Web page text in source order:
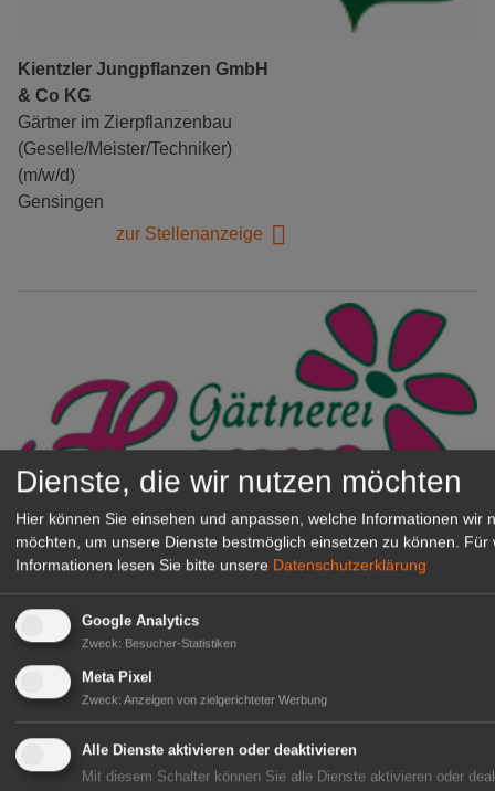
Kientzler Jungpflanzen GmbH
& Co KG
Gärtner im Zierpflanzenbau
(Geselle/Meister/Techniker)
(m/w/d)
Gensingen
zur Stellenanzeige
Gärtnerei Hanns
Mitarbeiter (m/w/d) für unsere
Logistikhalle
Herongen
zur Stellenanzeige
GABOT Immobilienangebote
Dienste, die wir nutzen möchten
Hier können Sie einsehen und anpassen, welche Informationen wir
möchten, um unsere Dienste bestmöglich einsetzen zu können. Für
Informationen lesen Sie bitte unsere Datenschutzerklärung
Google Analytics
Zweck: Besucher-Statistiken
Meta Pixel
Zweck: Anzeigen von zielgerichteter Werbung
Alle Dienste aktivieren oder deaktivieren
Mit diesem Schalter können Sie alle Dienste aktivieren oder